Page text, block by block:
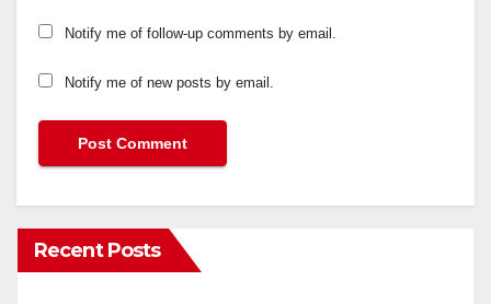
Notify me of follow-up comments by email.
Notify me of new posts by email.
Recent Posts